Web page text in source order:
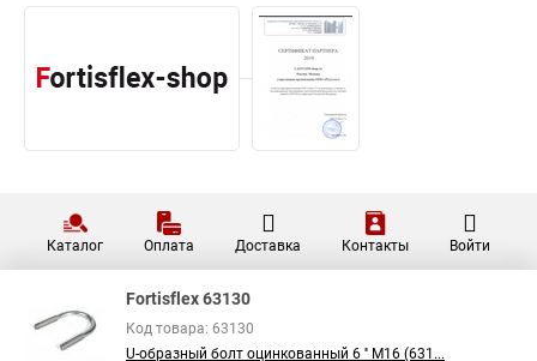
Каталог Оплата Доставка Контакты Войти
Fortisflex 63130
Код товара: 63130
U-образный болт оцинкованный 6 '' М16 (631...